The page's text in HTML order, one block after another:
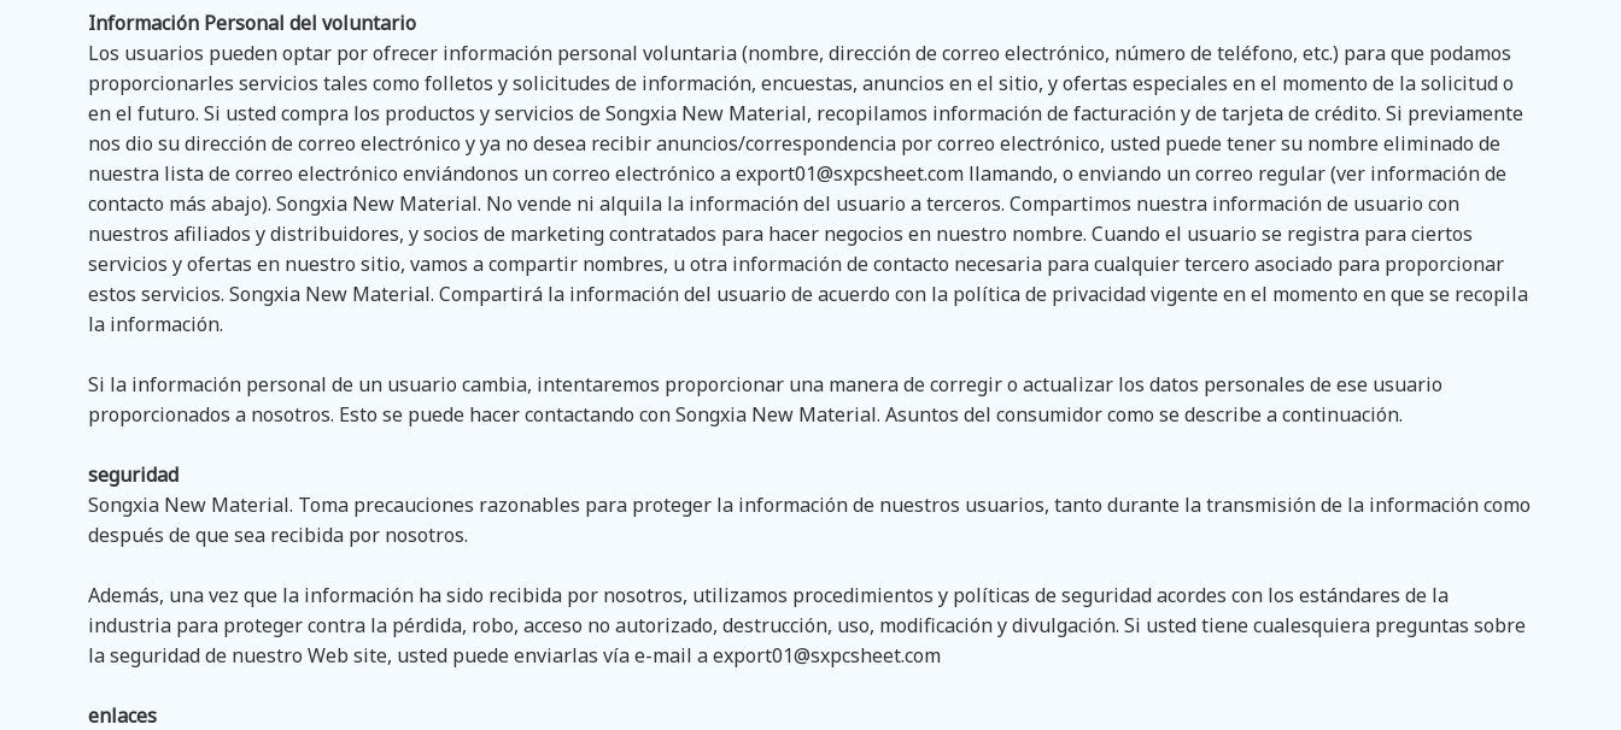
Información Personal del voluntario
Los usuarios pueden optar por ofrecer información personal voluntaria (nombre, dirección de correo electrónico, número de teléfono, etc.) para que podamos
proporcionarles servicios tales como folletos y solicitudes de información, encuestas, anuncios en el sitio, y ofertas especiales en el momento de la solicitud o
en el futuro. Si usted compra los productos y servicios de Songxia New Material, recopilamos información de facturación y de tarjeta de crédito. Si previamente
nos dio su dirección de correo electrónico y ya no desea recibir anuncios/correspondencia por correo electrónico, usted puede tener su nombre eliminado de
nuestra lista de correo electrónico enviándonos un correo electrónico aexport01@sxpcsheet.comllamando, o enviando un correo regular (ver información de
contacto más abajo). Songxia New Material. No vende ni alquila la información del usuario a terceros. Compartimos nuestra información de usuario con
nuestros afiliados y distribuidores, y socios de marketing contratados para hacer negocios en nuestro nombre. Cuando el usuario se registra para ciertos
servicios y ofertas en nuestro sitio, vamos a compartir nombres, u otra información de contacto necesaria para cualquier tercero asociado para proporcionar
estos servicios. Songxia New Material. Compartirá la información del usuario de acuerdo con la política de privacidad vigente en el momento en que se recopila
la información.
Si la información personal de un usuario cambia, intentaremos proporcionar una manera de corregir o actualizar los datos personales de ese usuario
proporcionados a nosotros. Esto se puede hacer contactando con Songxia New Material. Asuntos del consumidor como se describe a continuación.
seguridad
Songxia New Material. Toma precauciones razonables para proteger la información de nuestros usuarios, tanto durante la transmisión de la información como
después de que sea recibida por nosotros.
Además, una vez que la información ha sido recibida por nosotros, utilizamos procedimientos y políticas de seguridad acordes con los estándares de la
industria para proteger contra la pérdida, robo, acceso no autorizado, destrucción, uso, modificación y divulgación. Si usted tiene cualesquiera preguntas sobre
la seguridad de nuestro Web site, usted puede enviarlas vía e-mail aexport01@sxpcsheet.com
enlaces